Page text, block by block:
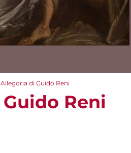
di Guido Reni
Reni